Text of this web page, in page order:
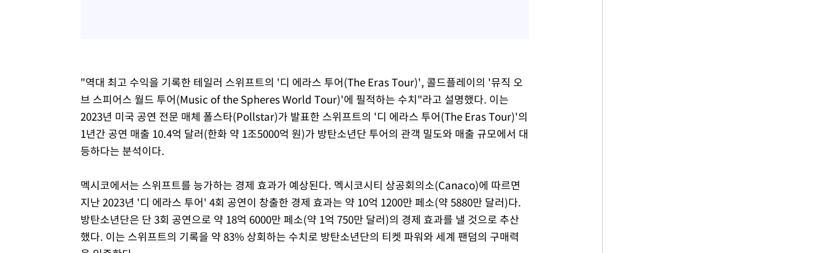
"역대 최고 수익을 기록한 테일러 스위프트의 '디 에라스 투어(The Eras Tour)', 콜드플레이의 '뮤직 오
브 스피어스 월드 투어(Music of the Spheres World Tour)'에 필적하는 수치"라고 설명했다. 이는
2023년 미국 공연 전문 매체 폴스타(Pollstar)가 발표한 스위프트의 '디 에라스 투어(The Eras Tour)'의
1년간 공연 매출 10.4억 달러(한화 약 1조5000억 원)가 방탄소년단 투어의 관객 밀도와 매출 규모에서 대
등하다는 분석이다.
멕시코에서는 스위프트를 능가하는 경제 효과가 예상된다. 멕시코시티 상공회의소(Canaco)에 따르면
지난 2023년 '디 에라스 투어' 4회 공연이 창출한 경제 효과는 약 10억 1200만 페소(약 5880만 달러)다.
방탄소년단은 단 3회 공연으로 약 18억 6000만 페소(약 1억 750만 달러)의 경제 효과를 낼 것으로 추산
했다. 이는 스위프트의 기록을 약 83% 상회하는 수치로 방탄소년단의 티켓 파워와 세계 팬덤의 구매력